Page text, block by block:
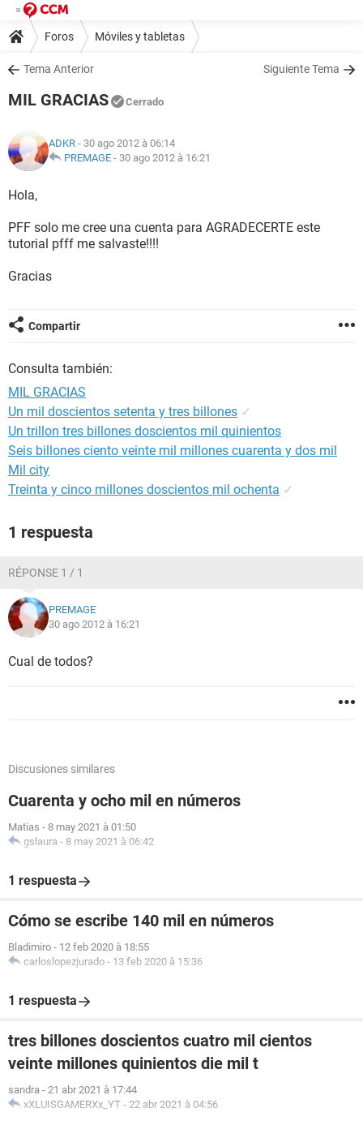
Foros Móviles y tabletas
Tema Anterior Siguiente Tema
MIL GRACIAS Cerrado
ADKR - 30 ago 2012 à 06:14
PREMAGE - 30 ago 2012 à 16:21
Hola,
PFF solo me cree una cuenta para AGRADECERTE este
tutorial pfff me salvaste!!!!
Gracias
Compartir
Consulta también:
MIL GRACIAS
Un mil doscientos setenta y tres billones ✓
Un trillon tres billones doscientos mil quinientos
Seis billones ciento veinte mil millones cuarenta y dos mil
Mil city
Treinta y cinco millones doscientos mil ochenta ✓
1 respuesta
RÉPONSE 1 / 1
PREMAGE
30 ago 2012 à 16:21
Cual de todos?
Discusiones similares
Cuarenta y ocho mil en números
Matias - 8 may 2021 à 01:50
gslaura - 8 may 2021 à 06:42
1 respuesta
Cómo se escribe 140 mil en números
Bladimiro - 12 feb 2020 à 18:55
carloslopezjurado - 13 feb 2020 à 15:36
1 respuesta
tres billones doscientos cuatro mil cientos
veinte millones quinientos die mil t
sandra - 21 abr 2021 à 17:44
xXLUISGAMERXx_YT - 22 abr 2021 à 04:56